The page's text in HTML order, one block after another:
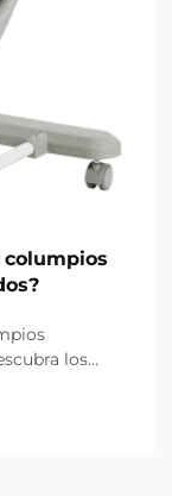
los
para bebés.